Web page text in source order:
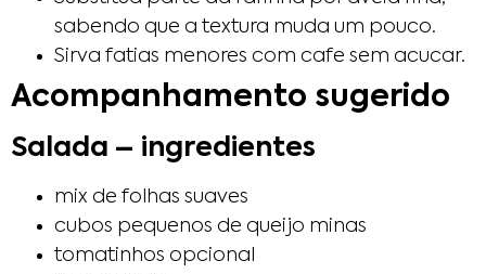
sabendo que a textura muda um pouco.
Sirva fatias menores com cafe sem acucar.
Acompanhamento sugerido
Salada – ingredientes
mix de folhas suaves
cubos pequenos de queijo minas
tomatinhos opcional